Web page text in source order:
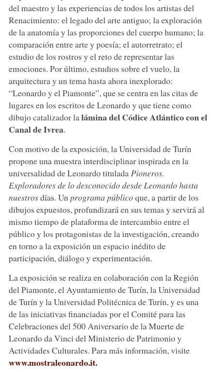
del maestro y las experiencias de todos los artistas del
Renacimiento: el legado del arte antiguo; la exploración
de la anatomía y las proporciones del cuerpo humano; la
comparación entre arte y poesía; el autorretrato; el
estudio de los rostros y el reto de representar las
emociones. Por último, estudios sobre el vuelo, la
arquitectura y un tema hasta ahora inexplorado:
“Leonardo y el Piamonte”, que se centra en las citas de
lugares en los escritos de Leonardo y que tiene como
dibujo catalizador la lámina del Códice Atlántico con el
Canal de Ivrea.
Con motivo de la exposición, la Universidad de Turín
propone una muestra interdisciplinar inspirada en la
universalidad de Leonardo titulada Pioneros.
Exploradores de lo desconocido desde Leonardo hasta
nuestrosdías. Un programa públicoque, a partir de los
dibujos expuestos, profundizará en sus temas y servirá al
mismo tiempo de plataforma de intercambio entre el
público y los protagonistas de la investigación, creando
en torno a la exposición un espacio inédito de
participación, diálogo y experimentación.
La exposición se realiza en colaboración con la Región
del Piamonte, el Ayuntamiento de Turín, la Universidad
de Turín y la Universidad Politécnica de Turín, y es una
de las iniciativas financiadas por el Comité para las
Celebraciones del 500 Aniversario de la Muerte de
Leonardo da Vinci del Ministerio de Patrimonio y
Actividades Culturales. Para más información, visite
www.mostraleonardo.it.